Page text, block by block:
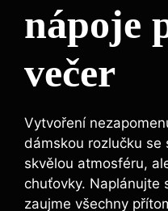
nápoje
večer
Vytvoření
dámskou rozlučku se
skvělou atmosféru,
chuťovky. Naplánujte
zaujme všechny